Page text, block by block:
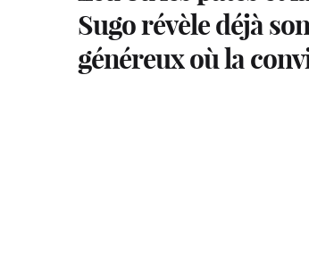
Sugo révèle déjà
généreux où la